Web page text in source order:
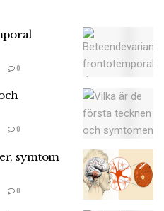
0
0
symtom
0